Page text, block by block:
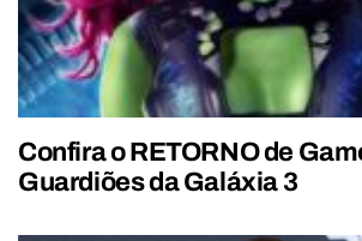
Confira o RETORNO de
Guardiões da Galáxia 3